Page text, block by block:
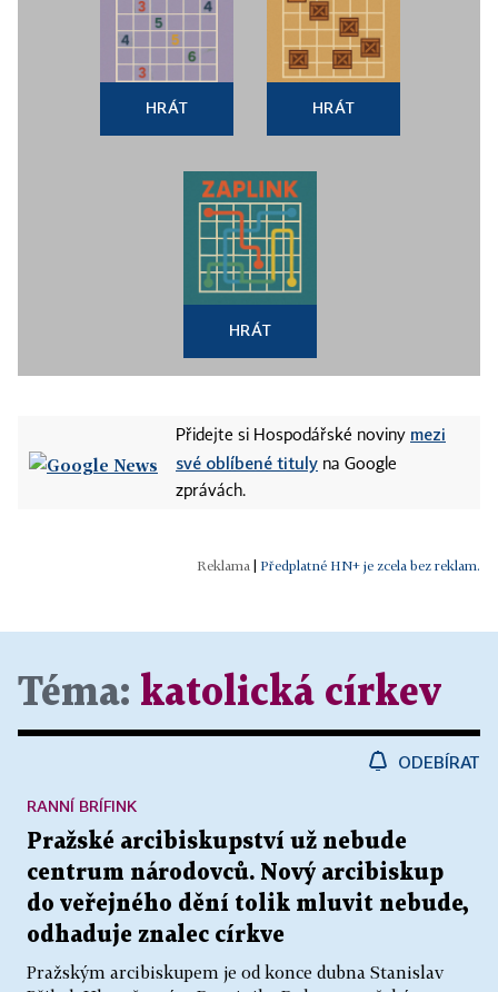
HRÁT HRÁT
HRÁT
Přidejte si Hospodářské noviny mezi
své oblíbené tituly na Google
zprávách.
Předplatné HN+ je zcela bez reklam.
Téma: katolická církev
ODEBÍRAT
Pražské arcibiskupství už nebude
centrum národovců. Nový arcibiskup
do veřejného dění tolik mluvit nebude,
odhaduje znalec církve
Pražským arcibiskupem je od konce dubna Stanislav
RANNÍ BRÍFINK